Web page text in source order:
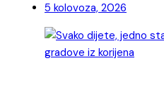
5 kolovoza, 2026